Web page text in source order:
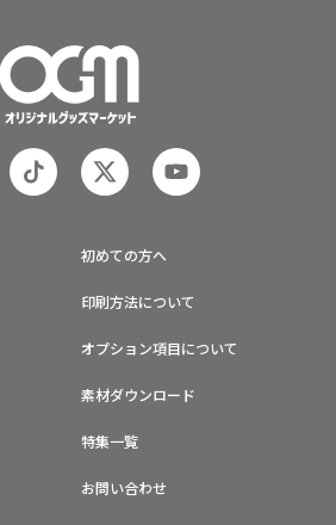
初めての方へ
印刷方法について
オプション項目について
素材ダウンロード
特集一覧
お問い合わせ